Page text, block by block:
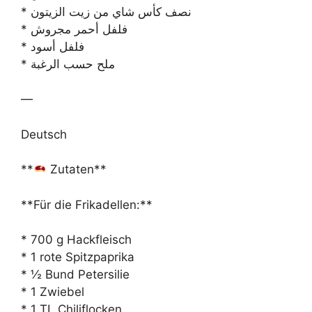
* نصف كأس شاي من زيت الزيتون
* فلفل أحمر مجروش
* فلفل أسود
* ملح حسب الرغبة
—
Deutsch
** Zutaten**
**Für die Frikadellen:**
* 700 g Hackfleisch
* 1 rote Spitzpaprika
* ½ Bund Petersilie
* 1 Zwiebel